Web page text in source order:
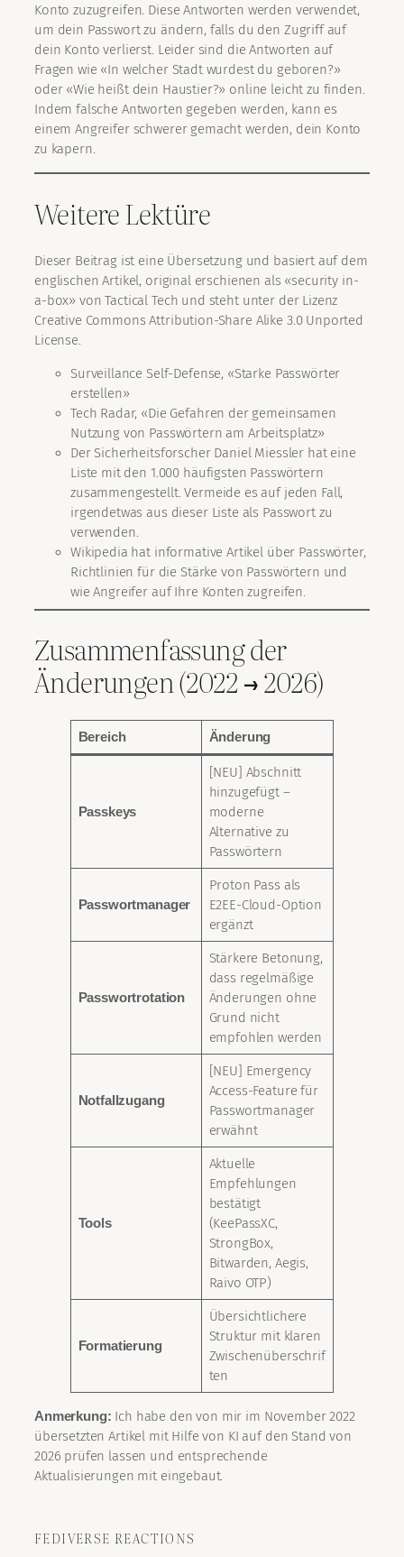
Konto zuzugreifen. Diese Antworten werden verwendet,
um dein Passwort zu ändern, falls du den Zugriff auf
dein Konto verlierst. Leider sind die Antworten auf
Fragen wie «In welcher Stadt wurdest du geboren?»
oder «Wie heißt dein Haustier?» online leicht zu finden.
Indem falsche Antworten gegeben werden, kann es
einem Angreifer schwerer gemacht werden, dein Konto
zu kapern.
Weitere Lektüre
Dieser Beitrag ist eine Übersetzung und basiert auf dem
englischen Artikel, original erschienen als «security in-
a-box» von Tactical Tech und steht unter der Lizenz
Creative Commons Attribution-Share Alike 3.0 Unported
License.
Surveillance Self-Defense, «Starke Passwörter
erstellen»
Tech Radar, «Die Gefahren der gemeinsamen
Nutzung von Passwörtern am Arbeitsplatz»
Der Sicherheitsforscher Daniel Miessler hat eine
Liste mit den 1.000 häufigsten Passwörtern
zusammengestellt. Vermeide es auf jeden Fall,
irgendetwas aus dieser Liste als Passwort zu
verwenden.
Wikipedia hat informative Artikel über Passwörter,
Richtlinien für die Stärke von Passwörtern und
wie Angreifer auf Ihre Konten zugreifen.
Zusammenfassung der
Änderungen (2022 → 2026)
Bereich Änderung
Passkeys
[NEU] Abschnitt
hinzugefügt –
moderne
Alternative zu
Passwörtern
Passwortmanager
Proton Pass als
E2EE-Cloud-Option
ergänzt
Passwortrotation
Stärkere Betonung,
dass regelmäßige
Änderungen ohne
Grund nicht
empfohlen werden
Notfallzugang
[NEU] Emergency
Access-Feature für
Passwortmanager
erwähnt
Tools
Aktuelle
Empfehlungen
bestätigt
(KeePassXC,
StrongBox,
Bitwarden, Aegis,
Raivo OTP)
Formatierung
Übersichtlichere
Struktur mit klaren
Zwischenüberschrif
ten
Anmerkung: Ich habe den von mir im November 2022
übersetzten Artikel mit Hilfe von KI auf den Stand von
2026 prüfen lassen und entsprechende
Aktualisierungen mit eingebaut.
FEDIVERSE REACTIONS